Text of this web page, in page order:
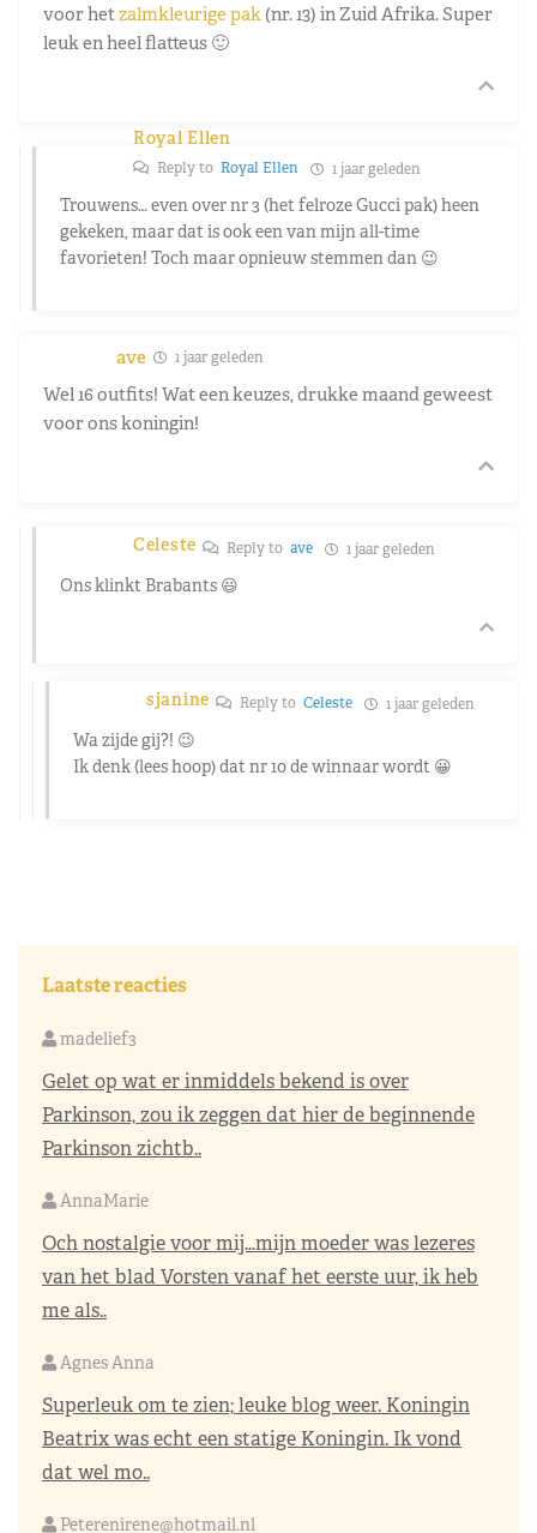
voor hetzalmkleurige pak (nr. 13) in Zuid Afrika. Super
leuk en heel flatteus 🙂
Royal Ellen
Reply to Royal Ellen 1 jaar geleden
Trouwens… even over nr 3 (het felroze Gucci pak) heen
gekeken, maar dat is ook een van mijn all-time
favorieten! Toch maar opnieuw stemmen dan 😉
ave 1 jaar geleden
Wel 16 outfits! Wat een keuzes, drukke maand geweest
voor ons koningin!
Celeste Reply to ave 1 jaar geleden
Ons klinkt Brabants 😃
sjanine Reply to Celeste 1 jaar geleden
Wa zijde gij?! 😉
Ik denk (lees hoop) dat nr 10 de winnaar wordt 😀
Laatste reacties
madelief3
Gelet op wat er inmiddels bekend is over
Parkinson, zou ik zeggen dat hier de beginnende
Parkinson zichtb..
AnnaMarie
Och nostalgie voor mij…mijn moeder was lezeres
van het blad Vorsten vanaf het eerste uur, ik heb
me als..
Agnes Anna
Superleuk om te zien; leuke blog weer. Koningin
Beatrix was echt een statige Koningin. Ik vond
dat wel mo..
Peterenirene@hotmail.nl